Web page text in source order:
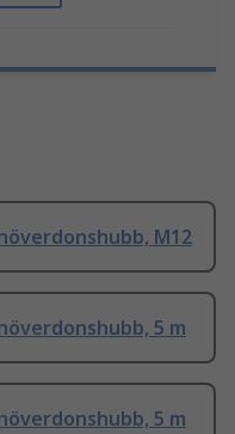
M12
5 m
5 m